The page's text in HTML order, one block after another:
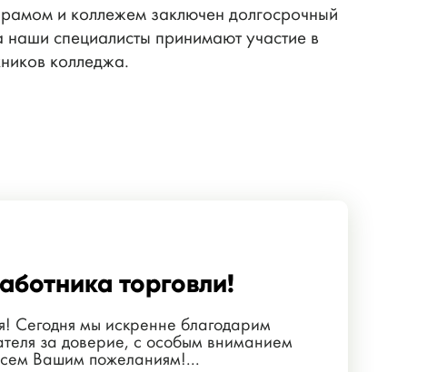
и коллежем заключен долгосрочный
специалисты принимают участие в
колледжа.
торговли!
Сегодня мы искренне благодарим
за доверие, с особым вниманием
Вашим пожеланиям!...